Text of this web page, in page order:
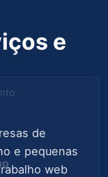
e
de
e pequenas
web